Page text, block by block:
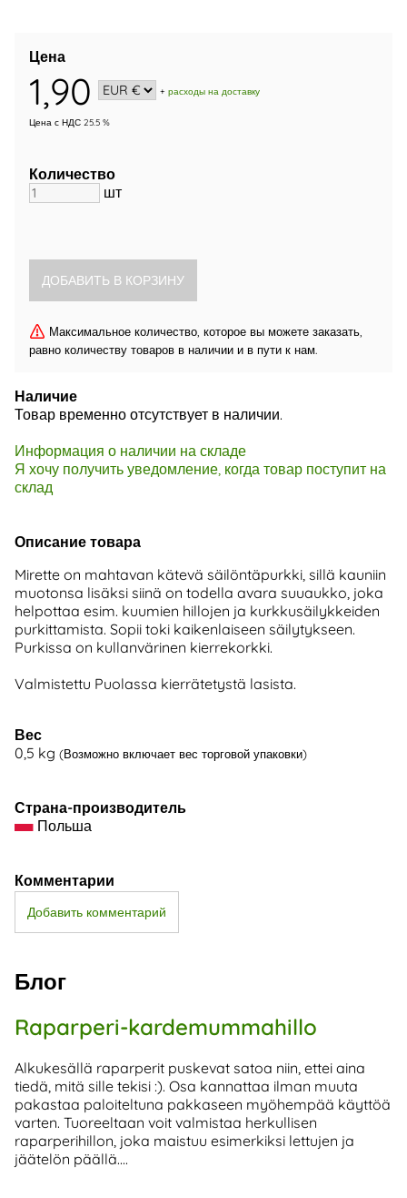
Цена
1,90 +расходы на доставку
Цена с НДС 25.5 %
Количество
шт
Максимальное количество, которое вы можете заказать,
равно количеству товаров в наличии и в пути к нам.
Наличие
Товар временно отсутствует в наличии.
Информация о наличии на складе
Я хочу получить уведомление, когда товар поступит на
склад
Описание товара
Mirette on mahtavan kätevä säilöntäpurkki, sillä kauniin
muotonsa lisäksi siinä on todella avara suuaukko, joka
helpottaa esim. kuumien hillojen ja kurkkusäilykkeiden
purkittamista. Sopii toki kaikenlaiseen säilytykseen.
Purkissa on kullanvärinen kierrekorkki.
Valmistettu Puolassa kierrätetystä lasista.
Вес
0,5 kg (Возможно включает вес торговой упаковки)
Страна-производитель
Польша
Комментарии
Добавить комментарий
Блог
Raparperi-kardemummahillo
Alkukesällä raparperit puskevat satoa niin, ettei aina
tiedä, mitä sille tekisi :). Osa kannattaa ilman muuta
pakastaa paloiteltuna pakkaseen myöhempää käyttöä
varten. Tuoreeltaan voit valmistaa herkullisen
raparperihillon, joka maistuu esimerkiksi lettujen ja
jäätelön päällä....